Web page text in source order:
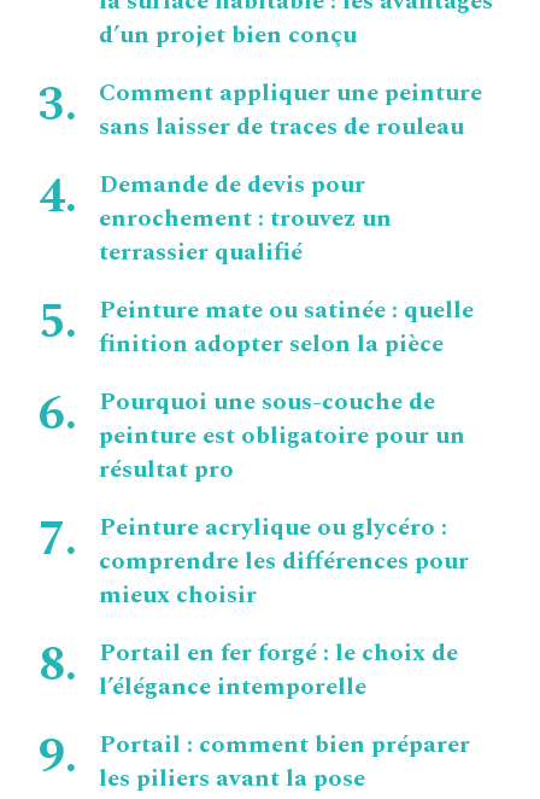
d’un projet bien conçu
Comment appliquer une peinture
sans laisser de traces de rouleau
Demande de devis pour
enrochement : trouvez un
terrassier qualifié
Peinture mate ou satinée : quelle
finition adopter selon la pièce
Pourquoi une sous-couche de
peinture est obligatoire pour un
résultat pro
Peinture acrylique ou glycéro :
comprendre les différences pour
mieux choisir
Portail en fer forgé : le choix de
l’élégance intemporelle
Portail : comment bien préparer
les piliers avant la pose